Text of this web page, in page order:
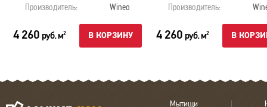
Производитель:
Wineo
4 260 руб. м2 В КОРЗИНУ
Производитель:
4 260 руб. м2 В
Мытищи